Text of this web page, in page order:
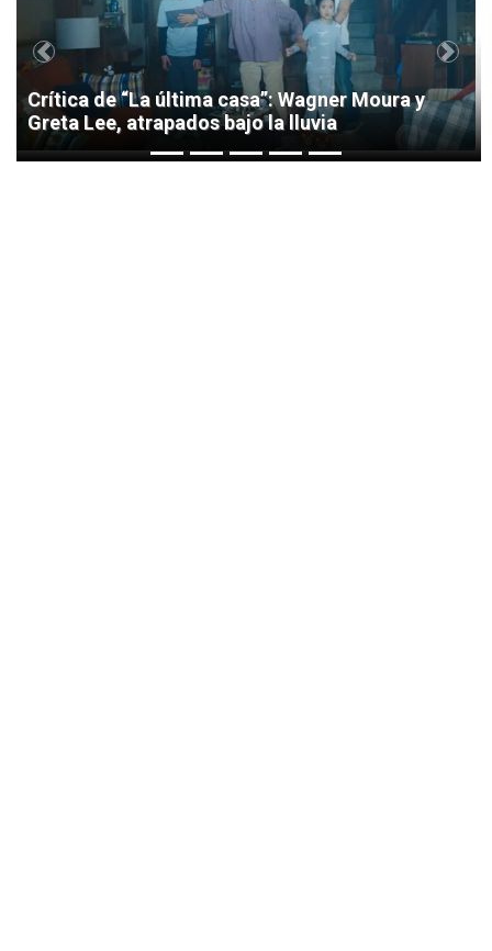
Crítica de “La última casa”: Wagner Moura y
Greta Lee, atrapados bajo la lluvia
Previous Next